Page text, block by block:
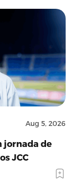
Aug 5, 2026
jornada de
JCC